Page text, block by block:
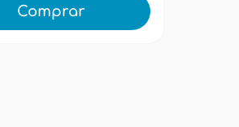
Comprar